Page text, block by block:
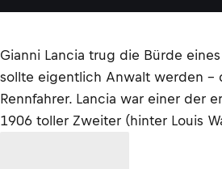
Gianni Lancia trug die Bürde
sollte eigentlich Anwalt werden –
Rennfahrer. Lancia war einer der
1906 toller Zweiter (hinter Louis